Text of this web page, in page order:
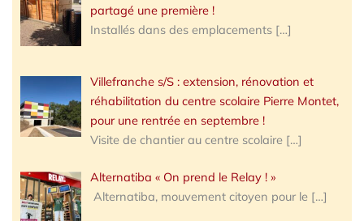
partagé une première !
Installés dans des emplacements […]
Villefranche s/S : extension, rénovation et
réhabilitation du centre scolaire Pierre Montet,
pour une rentrée en septembre !
Visite de chantier au centre scolaire […]
Alternatiba « On prend le Relay ! »
Alternatiba, mouvement citoyen pour le […]